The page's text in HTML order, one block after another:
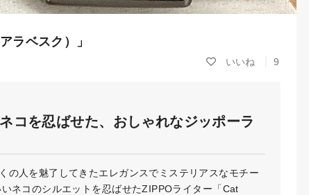
9
ラベスク）」
コを忍ばせた、おしゃれなジッポーラ
の人を魅了してきたエレガンスでミステリアスなモチー
ネコのシルエットを忍ばせたZIPPOライター「Cat